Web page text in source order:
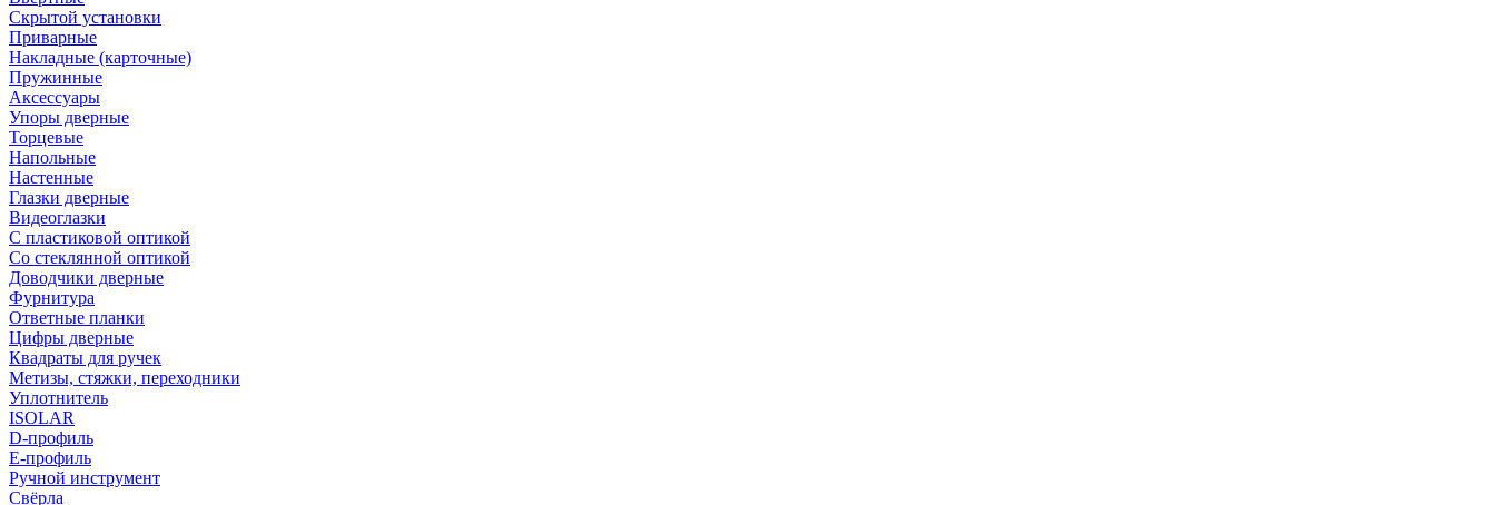
Скрытой установки
Приварные
Накладные (карточные)
Пружинные
Аксессуары
Упоры дверные
Торцевые
Напольные
Настенные
Глазки дверные
Видеоглазки
С пластиковой оптикой
Со стеклянной оптикой
Доводчики дверные
Фурнитура
Ответные планки
Цифры дверные
Квадраты для ручек
Метизы, стяжки, переходники
Уплотнитель
ISOLAR
D-профиль
Е-профиль
Ручной инструмент
Свёрла